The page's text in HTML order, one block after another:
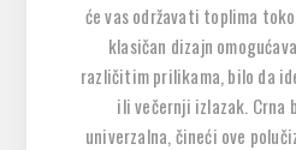
će vas održavati toplima
klasičan dizajn
različitim prilikama, bilo da
ili večernji izlazak. Crna
univerzalna, čineći ove